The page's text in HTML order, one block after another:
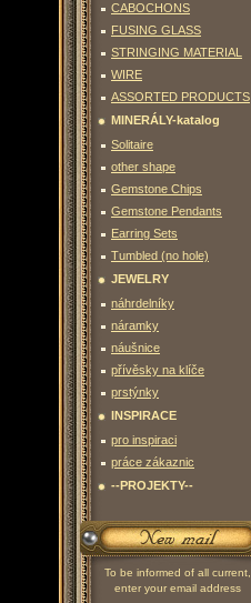
CABOCHONS
FUSING GLASS
STRINGING MATERIAL
WIRE
ASSORTED PRODUCTS
MINERÁLY-katalog
Solitaire
other shape
Gemstone Chips
Gemstone Pendants
Earring Sets
Tumbled (no hole)
JEWELRY
náhrdelníky
náramky
náušnice
přívěsky na klíče
prstýnky
INSPIRACE
pro inspiraci
práce zákaznic
--PROJEKTY--
To be informed of all current,
enter your email address